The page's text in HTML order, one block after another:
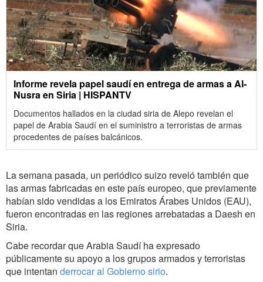
Informe revela papel saudí en entrega de armas a Al-
Nusra en Siria | HISPANTV
Documentos hallados en la ciudad siria de Alepo revelan el
papel de Arabia Saudí en el suministro a terroristas de armas
procedentes de países balcánicos.
La semana pasada, un periódico suizo reveló también que
las armas fabricadas en este país europeo, que previamente
habían sido vendidas a los Emiratos Árabes Unidos (EAU),
fueron encontradas en las regiones arrebatadas a Daesh en
Siria.
Cabe recordar que Arabia Saudí ha expresado
públicamente su apoyo a los grupos armados y terroristas
que intentan derrocar al Gobierno sirio.